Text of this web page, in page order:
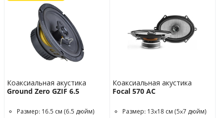
Коаксиальная акустика
Ground Zero GZIF 6.5
Размер: 16.5 см (6.5 дюйм)
Коаксиальная акустика
Focal 570 AC
Размер: 13x18 см (5x7 дюйм)